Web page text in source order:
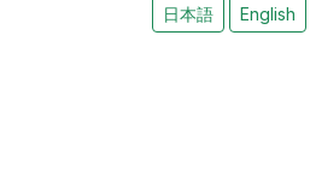
日本語 English